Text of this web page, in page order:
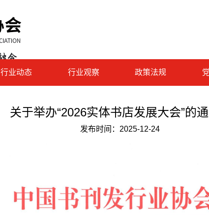
行业动态 行业观察 政策法规
关于举办“2026实体书店发展大会”的
发布时间： 2025-12-24